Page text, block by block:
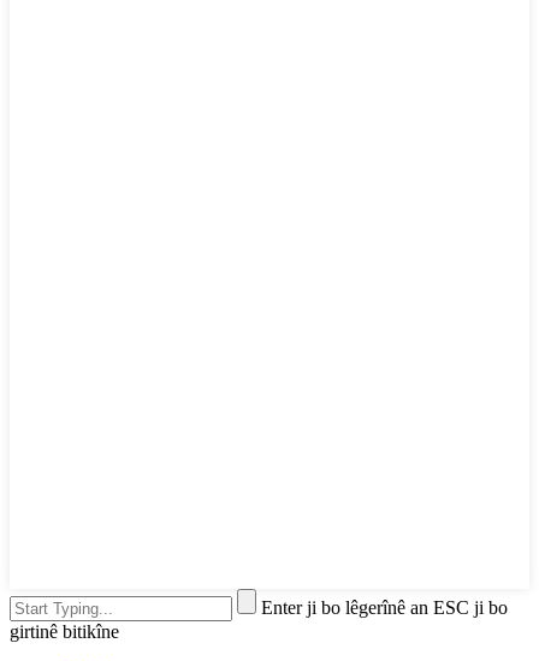
Enter ji bo lêgerînê an ESC ji bo
girtinê bitikîne